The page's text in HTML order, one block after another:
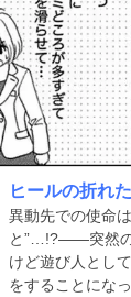
ヒールの折れ
異動先での使命
と”…!?――突然
けど遊び人とし
をすることにな